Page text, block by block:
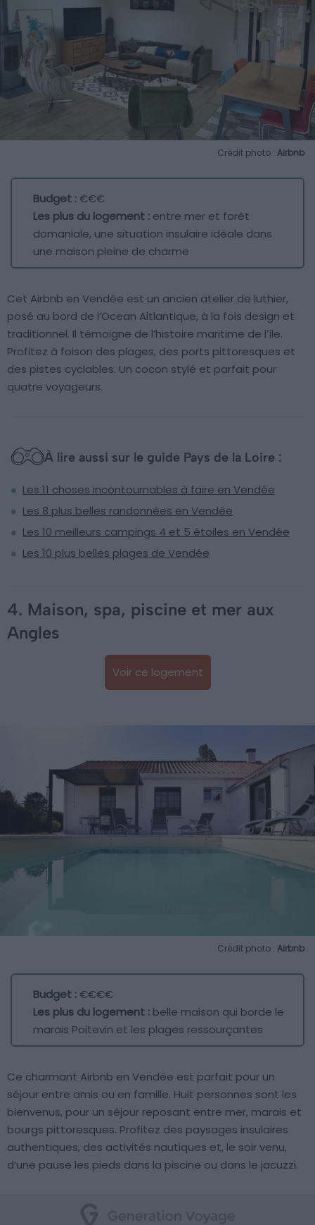
Crédit photo : Airbnb
Budget :€€€
Les plus du logement : entre mer et forêt
domaniale, une situation insulaire idéale dans
une maison pleine de charme
Cet Airbnb en Vendée est un ancien atelier de luthier,
posé au bord de l’Ocean Altlantique, à la fois design et
traditionnel. Il témoigne de l’histoire maritime de l’île.
Profitez à foison des plages, des ports pittoresques et
des pistes cyclables. Un cocon stylé et parfait pour
quatre voyageurs.
À lire aussi sur le guide Pays de la Loire :
Les 11 choses incontournables à faire en Vendée
Les 8 plus belles randonnées en Vendée
Les 10 meilleurs campings 4 et 5 étoiles en Vendée
Les 10 plus belles plages de Vendée
4. Maison, spa, piscine et mer aux
Angles
Voir ce logement
Crédit photo : Airbnb
Budget :€€€€
Les plus du logement : belle maison qui borde le
marais Poitevin et les plages ressourçantes
Ce charmant Airbnb en Vendée est parfait pour un
séjour entre amis ou en famille. Huit personnes sont les
bienvenus, pour un séjour reposant entre mer, marais et
bourgs pittoresques. Profitez des paysages insulaires
authentiques, des activités nautiques et, le soir venu,
d’une pause les pieds dans la piscine ou dans le jacuzzi.